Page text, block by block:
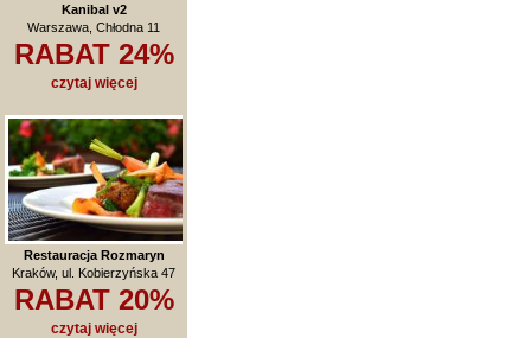
Kanibal v2
Warszawa, Chłodna 11
RABAT 24%
czytaj więcej
Restauracja Rozmaryn
Kraków, ul. Kobierzyńska 47
RABAT 20%
czytaj więcej